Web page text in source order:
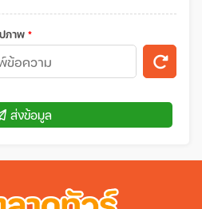
ภาพ *
ส่งข้อมูล